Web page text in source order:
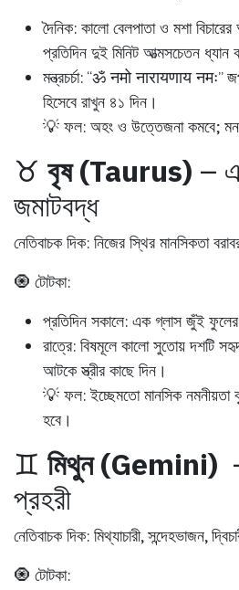
দৈনিক: কালো বেলপাতা ও মশা
প্রতিদিন দুই মিনিট আত্মসচেতন
মন্ত্রচর্চা: “ॐ नमो नारायणाय नमः”
হিসেবে রাখুন ৪১ দিন।
💡 ফল: অহং ও উত্তেজনা কমবে;
♉ বৃষ (Taurus) –
জমাটবদ্ধ
নেতিবাচক দিক: নিজের স্থির মানসিকতা
🧿 টোটকা:
প্রতিদিন সকালে: এক গ্লাস জুঁই
রাত্রে: বিষমূলে কালো সুতোয় দশটি
আটকে স্ত্রীর কাছে দিন।
💡 ফল:ইচ্ছেমতো মানসিক নমনীয়তা
হবে।
♊ মিথুন (Gemini)
প্রহরী
নেতিবাচক দিক: মিথ্যাচারী, সন্দেহভাজন,
🧿 টোটকা: